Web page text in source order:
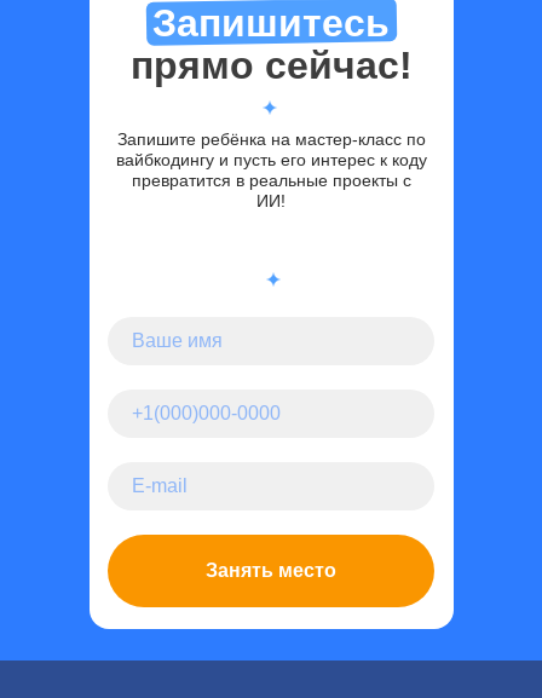
Запишите ребёнка на мастер-класс по
вайбкодингу и пусть его интерес к коду
превратится в реальные проекты с
ИИ!
Занять место
Запишитесь
прямо сейчас!